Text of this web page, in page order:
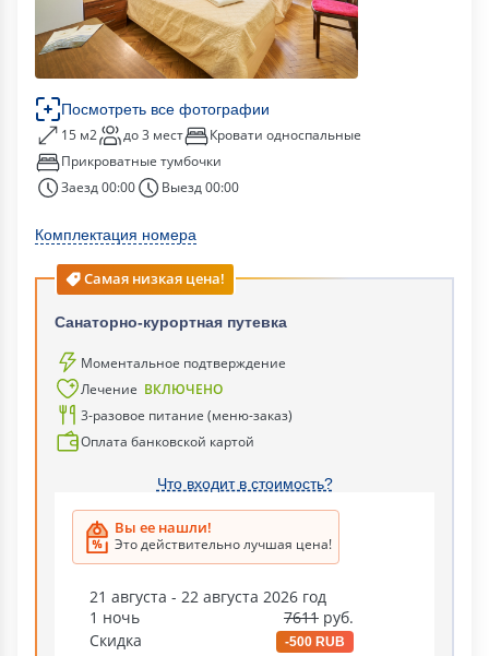
Посмотреть все фотографии
15 м2 до 3 мест
Кровати односпальные
Прикроватные тумбочки
Заезд 00:00
Выезд 00:00
Комплектация номера
Самая низкая цена!
Санаторно-курортная путевка
Моментальное подтверждение
Лечение ВКЛЮЧЕНО
3-разовое питание (меню-заказ)
Оплата банковской картой
Что входит в стоимость?
Вы ее нашли!
Это действительно лучшая цена!
21 августа - 22 августа 2026 год
1 ночь
7611 руб.
Скидка
-500 RUB